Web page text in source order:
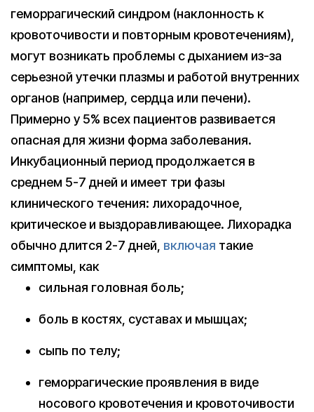
геморрагический синдром (наклонность к
кровоточивости и повторным кровотечениям),
могут возникать проблемы с дыханием из-за
серьезной утечки плазмы и работой внутренних
органов (например, сердца или печени).
Примерно у 5% всех пациентов развивается
опасная для жизни форма заболевания.
Инкубационный период продолжается в
среднем 5-7 дней и имеет три фазы
клинического течения: лихорадочное,
критическое и выздоравливающее. Лихорадка
обычно длится 2-7 дней, включая такие
симптомы, как
сильная головная боль;
боль в костях, суставах и мышцах;
сыпь по телу;
геморрагические проявления в виде
носового кровотечения и кровоточивости